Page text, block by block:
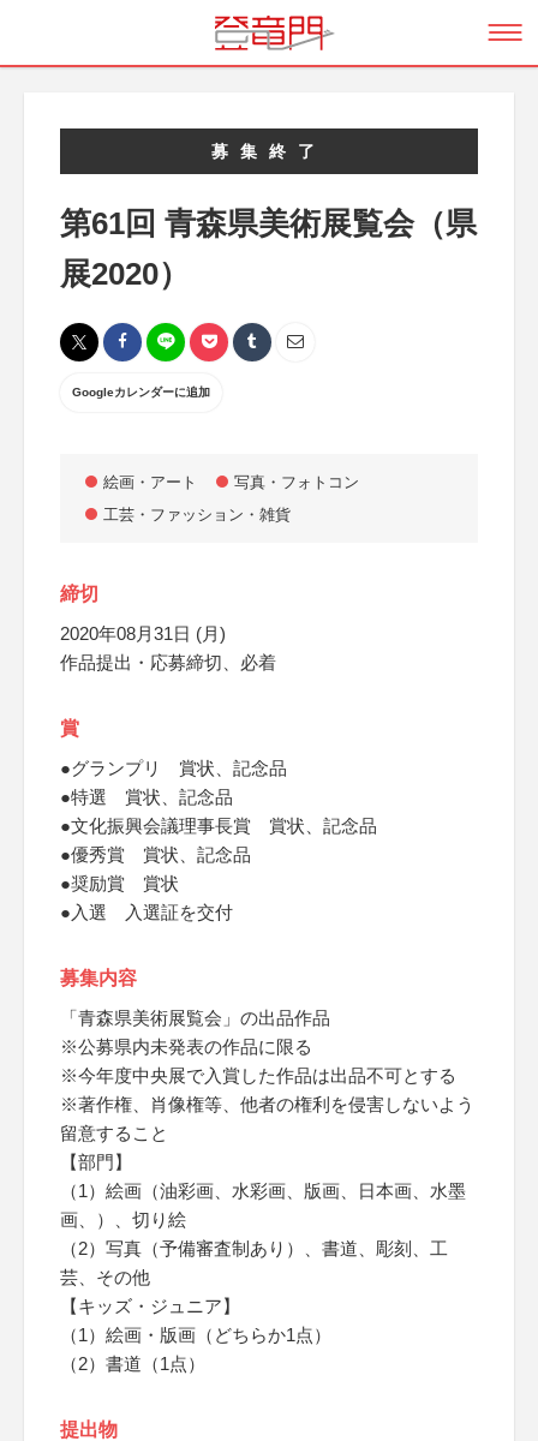
募集終了
第61回 青森県美術展覧会（県
展2020）
Googleカレンダーに追加
絵画・アート
写真・フォトコン
工芸・ファッション・雑貨
締切
2020年08月31日 (月)
作品提出・応募締切、必着
賞
●グランプリ 賞状、記念品
●特選 賞状、記念品
●文化振興会議理事長賞 賞状、記念品
●優秀賞 賞状、記念品
●奨励賞 賞状
●入選 入選証を交付
募集内容
「青森県美術展覧会」の出品作品
※公募県内未発表の作品に限る
※今年度中央展で入賞した作品は出品不可とする
※著作権、肖像権等、他者の権利を侵害しないよう
留意すること
【部門】
（1）絵画（油彩画、水彩画、版画、日本画、水墨
画、）、切り絵
（2）写真（予備審査制あり）、書道、彫刻、工
芸、その他
【キッズ・ジュニア】
（1）絵画・版画（どちらか1点）
（2）書道（1点）
提出物